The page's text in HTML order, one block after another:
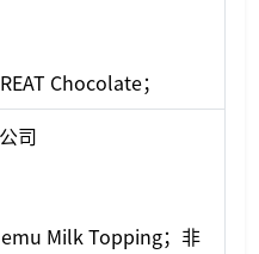
Chocolate；
司
Milk Topping；非